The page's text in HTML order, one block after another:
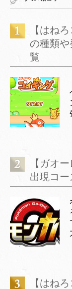
【はね
の種類
覧
【ガオ
出現コ
【はね